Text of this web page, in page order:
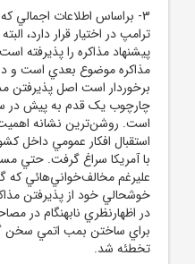
3- براساس اطلاعات اجمالي
ترامپ در اختيار قرار دارد،
پيشنهاد مذاکره را پذيرفته
مذاکره موضوع بعدي است و
برخوردار است اصل پذيرفتن
چارچوب يک قدم به پيش در
است. روشن‌ترين نشانه
استقبال افکار عمومي داخل
با آمريکا سراغ گرفت. حتي
عليرغم مخالف‌خواني‌هائي که
خوشحالي خود از پذيرفتن
در اظهارنظري نابهنگام در
براي ساختن بمب اتمي سخن
تخطئه شد.